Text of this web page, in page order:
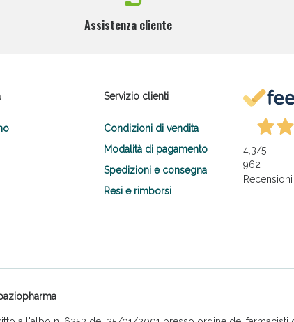
Assistenza cliente
Servizio clienti
Condizioni di vendita
Modalità di pagamento
Spedizioni e consegna
Resi e rimborsi
4,3/5
962
Recensioni